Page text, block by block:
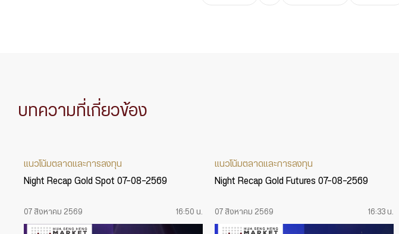
บทความที่เกี่ยวข้อง
แนวโน้มตลาดและการลงทุน
Night Recap Gold Spot 07-08-2569
07 สิงหาคม 2569 16:50 น.
แนวโน้มตลาดและการลงทุน
Night Recap Gold Futures 07-08-2569
07 สิงหาคม 2569 16:33 น.